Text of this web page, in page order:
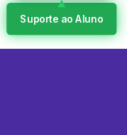
Suporte ao Aluno